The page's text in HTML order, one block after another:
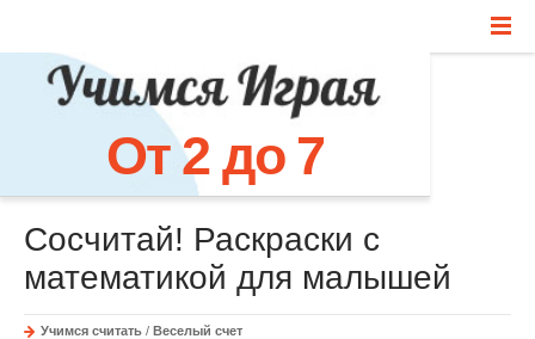
От 2 до 7
Сосчитай! Раскраски с
математикой для малышей
Учимся считать / Веселый счет